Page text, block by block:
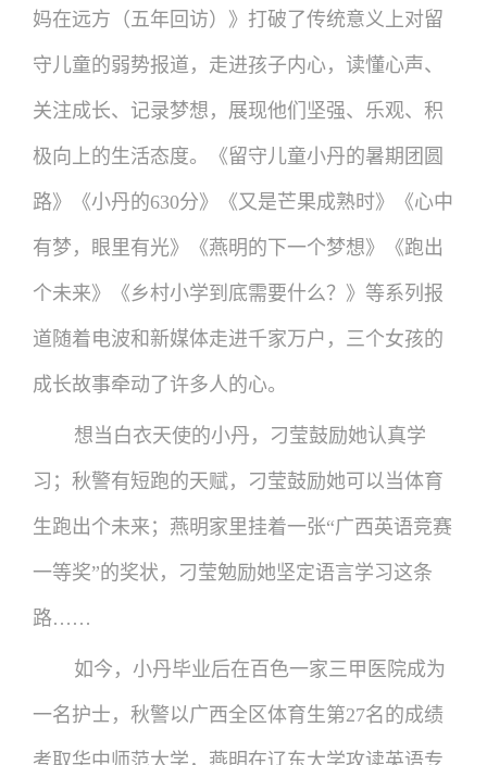
妈在远方（五年回访）》打破了传统意义上对留
守儿童的弱势报道，走进孩子内心，读懂心声、
关注成长、记录梦想，展现他们坚强、乐观、积
极向上的生活态度。《留守儿童小丹的暑期团圆
路》《小丹的630分》《又是芒果成熟时》《心中
有梦，眼里有光》《燕明的下一个梦想》《跑出
个未来》《乡村小学到底需要什么？》等系列报
道随着电波和新媒体走进千家万户，三个女孩的
成长故事牵动了许多人的心。
想当白衣天使的小丹，刁莹鼓励她认真学
习；秋警有短跑的天赋，刁莹鼓励她可以当体育
生跑出个未来；燕明家里挂着一张“广西英语竞赛
一等奖”的奖状，刁莹勉励她坚定语言学习这条
路……
如今，小丹毕业后在百色一家三甲医院成为
一名护士，秋警以广西全区体育生第27名的成绩